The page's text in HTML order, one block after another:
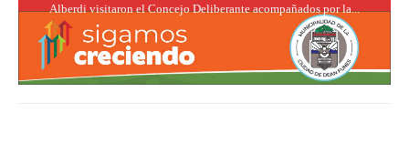
Alberdi visitaron el Concejo Deliberante acompañados por la...